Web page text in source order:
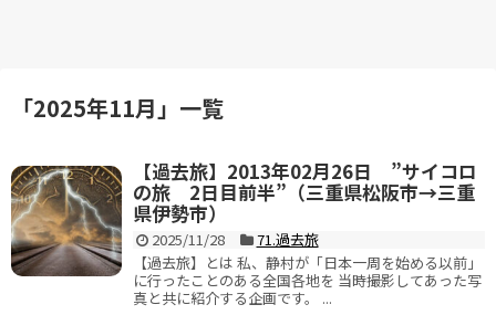
「2025年11月」 一覧
【過去旅】2013年02月26日 ”サイコロ
の旅 2日目前半”（三重県松阪市→三重
県伊勢市）
2025/11/28
71.過去旅
【過去旅】とは 私、静村が「日本一周を始める以前」
に行ったことのある全国各地を 当時撮影してあった写
真と共に紹介する企画です。 ...